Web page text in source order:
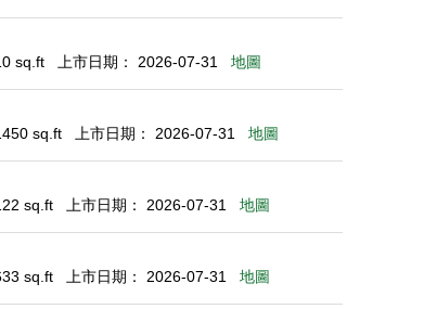
sq.ft 上市日期： 2026-07-31 地圖
sq.ft 上市日期： 2026-07-31 地圖
sq.ft 上市日期： 2026-07-31 地圖
sq.ft 上市日期： 2026-07-31 地圖